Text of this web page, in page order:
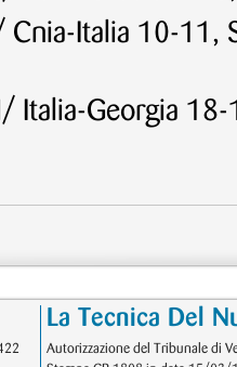
Cnia-Italia 10-11,
Italia-Georgia
La Tecnica Del
Autorizzazione del Tribunale di